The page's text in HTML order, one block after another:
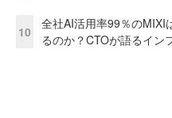
10
全社AI活用率99％のMIXI
るのか？CTOが語るイン